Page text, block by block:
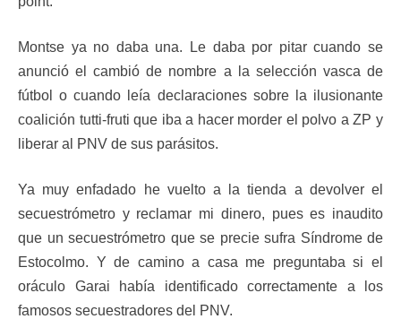
Montse ya no daba una. Le daba por pitar cuando se
anunció el cambió de nombre a la selección vasca de
fútbol o cuando leía declaraciones sobre la ilusionante
coalición tutti-fruti que iba a hacer morder el polvo a ZP y
liberar al PNV de sus parásitos.
Ya muy enfadado he vuelto a la tienda a devolver el
secuestrómetro y reclamar mi dinero, pues es inaudito
que un secuestrómetro que se precie sufra Síndrome de
Estocolmo. Y de camino a casa me preguntaba si el
oráculo Garai había identificado correctamente a los
famosos secuestradores del PNV.